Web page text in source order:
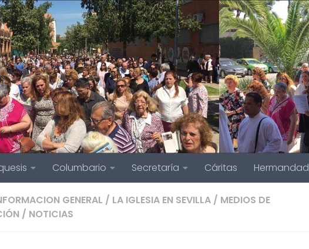
Columbario Secretaría Cáritas Hermandad
GENERAL / LA IGLESIA EN SEVILLA / MEDIOS DE
/ NOTICIAS